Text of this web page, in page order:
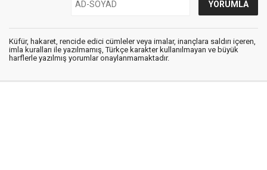
Küfür, hakaret, rencide edici cümleler veya imalar, inançlara saldırı içeren,
imla kuralları ile yazılmamış, Türkçe karakter kullanılmayan ve büyük
harflerle yazılmış yorumlar onaylanmamaktadır.